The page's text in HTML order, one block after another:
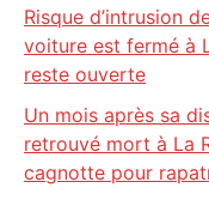
Risque d’intrusion
voiture est fermé à
reste ouverte
Un mois après sa
retrouvé mort à La
cagnotte pour